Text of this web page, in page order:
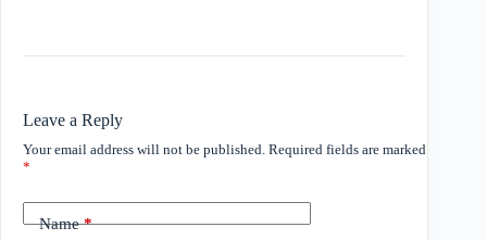
Leave a Reply
Your email address will not be published. Required fields are marked
*
Name*